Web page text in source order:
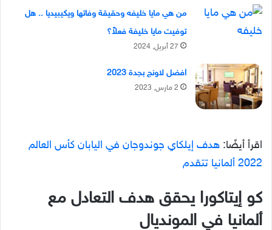
من هي مايا خليفه وحقيقة وفاتها ويكيبيديا .. هل
توفيت مايا خليفة فعلاً؟
27 أبريل, 2024
افضل لاونج بجدة 2023
2 مارس, 2023
اقرأ أيضًا: هدف إيلكاي جوندوجان في اليابان كأس العالم
2022 ألمانيا تتقدم
كو إيتاكورا يحقق هدف التعادل مع
ألمانيا في المونديال